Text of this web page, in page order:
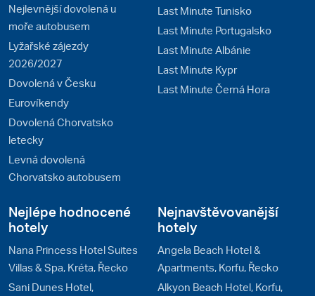
Nejlevnější dovolená u
moře autobusem
Lyžařské zájezdy
2026/2027
Dovolená v Česku
Eurovíkendy
Dovolená Chorvatsko
letecky
Levná dovolená
Chorvatsko autobusem
Last Minute Tunisko
Last Minute Portugalsko
Last Minute Albánie
Last Minute Kypr
Last Minute Černá Hora
Nejlépe hodnocené
hotely
Nana Princess Hotel Suites
Villas & Spa, Kréta, Řecko
Sani Dunes Hotel,
Nejnavštěvovanější
hotely
Angela Beach Hotel &
Apartments, Korfu, Řecko
Alkyon Beach Hotel, Korfu,